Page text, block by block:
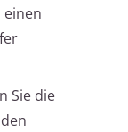
einen
Sie die